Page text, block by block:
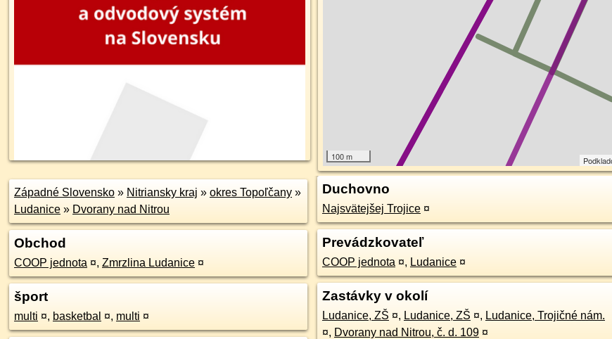
100 m
Západné Slovensko » Nitriansky kraj » okres Topoľčany »
Ludanice » Dvorany nad Nitrou
Obchod
COOP jednota ¤, Zmrzlina Ludanice ¤
šport
multi ¤, basketbal ¤, multi ¤
Duchovno
Najsvätejšej Trojice ¤
Prevádzkovateľ
COOP jednota ¤, Ludanice ¤
Zastávky v okolí
Ludanice, ZŠ ¤, Ludanice, ZŠ ¤, Ludanice, Trojičné nám.
¤, Dvorany nad Nitrou, č. d. 109 ¤